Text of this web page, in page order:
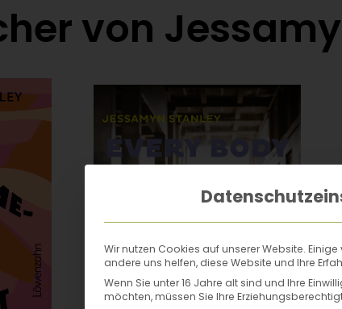
von
Wir nutzen Cookies auf unserer Website.
andere uns helfen, diese Website und Ihre
Wenn Sie unter 16 Jahre alt sind und Ihre
möchten, müssen Sie Ihre